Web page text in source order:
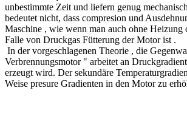
unbestimmte Zeit und liefern genug
bedeutet nicht, dass compresion und
Maschine , wie wenn man auch ohne
Falle von Druckgas Fütterung der Motor ist .
In der vorgeschlagenen Theorie , die
Verbrennungsmotor " arbeitet an
erzeugt wird. Der sekundäre
Weise presure Gradienten in den Motor zu